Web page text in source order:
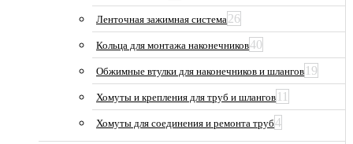
Ленточная зажимная система 26
Кольца для монтажа наконечников40
Обжимные втулки для наконечников и шлангов 19
Хомуты и крепления для труб и шлангов 11
Хомуты для соединения и ремонта труб4